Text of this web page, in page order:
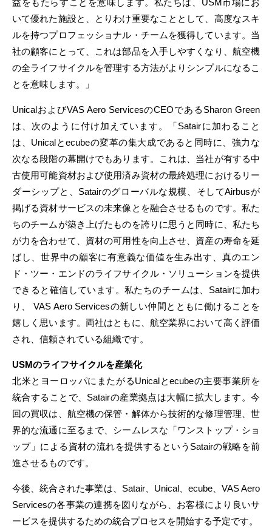
益をもたらすことを意味します。私たちは、USM市場にお
いて優れた施設と、とりわけ重要なこととして、高度なスキ
ルを持つプロフェッショナル・チームを獲得しています。当
社の顧客にとって、これは部品を入手しやすくなり、航空機
の全ライフサイクルを管理する方法がよりシンプルになるこ
とを意味します。」
UnicalおよびVAS Aero ServicesのCEOであるSharon Green
は、次のように付け加えています。「Satairに加わること
は、Unicalとecubeの変革の集大成であると同時に、強力な
次なる段階の幕開けでもあります。これは、当社が有する中
古使用可能資材および使用済み資材の最終処理におけるリー
ダーシップと、Satairのグローバルな規模、そしてAirbusが
掲げる資材サービスの未来像とを融合させるものです。私た
ちのチームが築き上げたものを誇りに思うと同時に、私たち
が力を合わせて、資材の可用性を向上させ、資産の寿命を延
ばし、世界中の顧客に有意義な価値を生み出す、真のエン
ド・ツー・エンドのライフサイクル・ソリューションを提供
できると確信しています。私たちのチームは、Satairに加わ
り、 VAS Aero Servicesの新しい仲間とともに働けることを
嬉しく思います。両社はともに、航空業界において高く評価
され、信頼されている組織です。
USMのライフサイクルを産業化
北米とヨーロッパにまたがるUnicalとecubeの主要事業所を
統合することで、Satairの産業拠点は大幅に拡大します。今
回の買収は、航空機の保管・解体から技術的な修理管理、世
界的な流通に至るまで、シームレスな「ワンストップ・ショ
ップ」による資材の流れを提供するというSatairの戦略を前
進させるものです。
今後、統合された事業は、Satair、Unical、ecube、VAS Aero
Servicesの各事業の連携を図りながら、お客様により良いサ
ービスを提供するための統合プロセスを開始する予定です。